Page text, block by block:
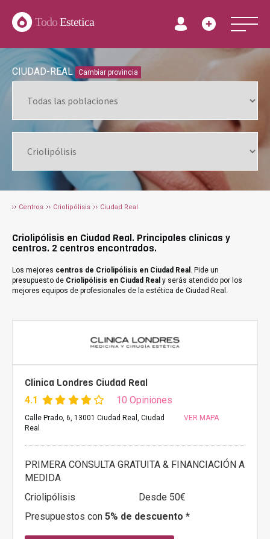
TodoEstetica
CIUDAD-REAL Cambiar provincia
Centros Criolipólisis Ciudad Real
Criolipólisis en Ciudad Real. Principales clínicas y
centros. 2 centros encontrados.
Los mejores centros de Criolipólisis en Ciudad Real . Pide un
presupuesto de Criolipólisis en Ciudad Real y serás atendido por los
mejores equipos de profesionales de la estética de Ciudad Real.
Clinica Londres Ciudad Real
4.1 10 Opiniones
Calle Prado, 6, 13001 Ciudad Real, Ciudad
Real
VER MAPA
PRIMERA CONSULTA GRATUITA & FINANCIACIÓN A
MEDIDA
Criolipólisis
Desde 50€
Presupuestos con 5% de descuento *